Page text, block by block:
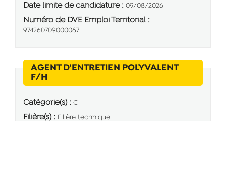
Date limite de candidature : 09/08/2026
Numéro de DVE Emploi Territorial :
974260709000067
AGENT D'ENTRETIEN POLYVALENT
F/H
Catégorie(s) : C
Filière(s) : Filière technique